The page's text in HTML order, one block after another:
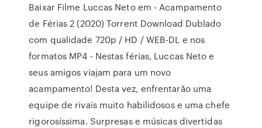
Baixar Filme Luccas Neto em - Acampamento
de Férias 2 (2020) Torrent Download Dublado
com qualidade 720p / HD / WEB-DL e nos
formatos MP4 - Nestas férias, Luccas Neto e
seus amigos viajam para um novo
acampamento! Desta vez, enfrentarão uma
equipe de rivais muito habilidosos e uma chefe
rigorosíssima. Surpresas e músicas divertidas